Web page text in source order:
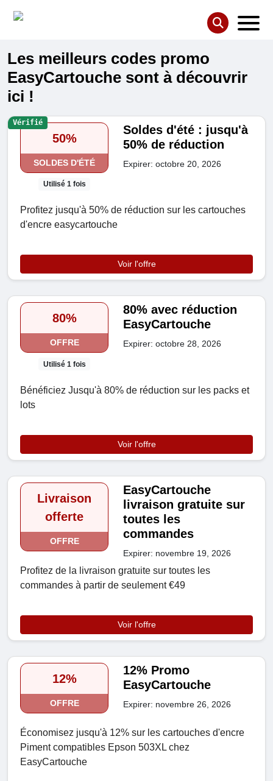
Les meilleurs codes promo
EasyCartouche sont à découvrir
ici !
50%
SOLDES D'ÉTÉ
Utilisé 1 fois
Soldes d'été : jusqu'à
50% de réduction
Expirer: octobre 20, 2026
Profitez jusqu'à 50% de réduction sur les cartouches
d'encre easycartouche
Voir l'offre
Vérifié
80%
OFFRE
Utilisé 1 fois
80% avec réduction
EasyCartouche
Expirer: octobre 28, 2026
Bénéficiez Jusqu'à 80% de réduction sur les packs et
lots
Voir l'offre
Livraison
offerte
OFFRE
EasyCartouche
livraison gratuite sur
toutes les
commandes
Expirer: novembre 19, 2026
Profitez de la livraison gratuite sur toutes les
commandes à partir de seulement €49
Voir l'offre
12%
OFFRE
12% Promo
EasyCartouche
Expirer: novembre 26, 2026
Économisez jusqu'à 12% sur les cartouches d'encre
Piment compatibles Epson 503XL chez
EasyCartouche